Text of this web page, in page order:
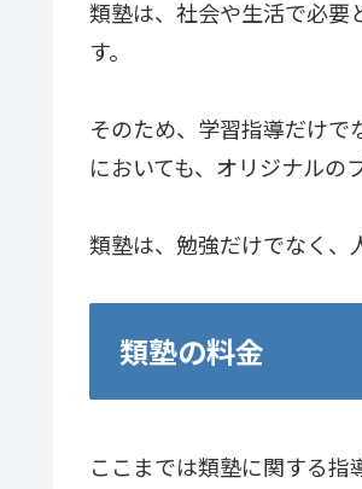
類塾は、社会や生活で必要
す。
そのため、学習指導だけ
においても、オリジナルの
類塾は、勉強だけでなく、
類塾の料金
ここまでは類塾に関する指